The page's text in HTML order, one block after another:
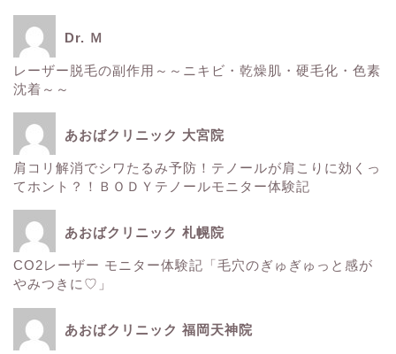
Dr. Ｍ
レーザー脱毛の副作用～～ニキビ・乾燥肌・硬毛化・色素
沈着～～
あおばクリニック 大宮院
肩コリ解消でシワたるみ予防！テノールが肩こりに効くっ
てホント？！ＢＯＤＹテノールモニター体験記
あおばクリニック 札幌院
CO2レーザー モニター体験記「毛穴のぎゅぎゅっと感が
やみつきに♡」
あおばクリニック 福岡天神院
健康
肌
ウルトラアクセント